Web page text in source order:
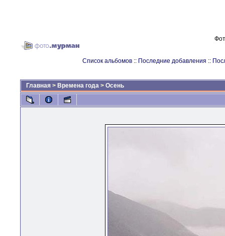
Список альбомов :: Последние добавления ::
Главная > Времена года > Осень